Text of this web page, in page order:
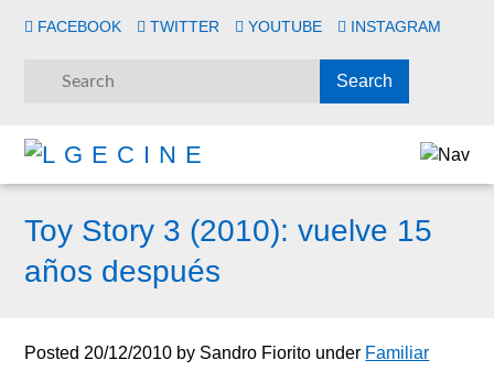
FACEBOOK TWITTER YOUTUBE INSTAGRAM
Toy Story 3 (2010): vuelve 15
años después
Posted 20/12/2010 by Sandro Fiorito under Familiar